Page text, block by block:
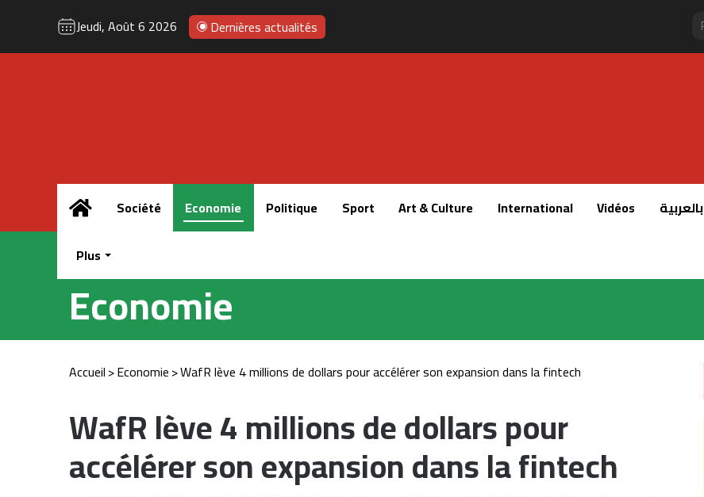
Jeudi, Août 6 2026 Dernières actualités
AccueilSociété Economie Politique Sport Art & Culture International Vidéos بالعربية
Plus
Economie
Accueil>Economie>WafR lève 4 millions de dollars pour accélérer son expansion dans la fintech
WafR lève 4 millions de dollars pour
accélérer son expansion dans la fintech